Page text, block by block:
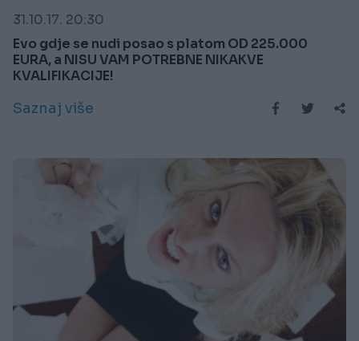
31.10.17. 20:30
Evo gdje se nudi posao s platom OD 225.000
EURA, a NISU VAM POTREBNE NIKAKVE
KVALIFIKACIJE!
Saznaj više